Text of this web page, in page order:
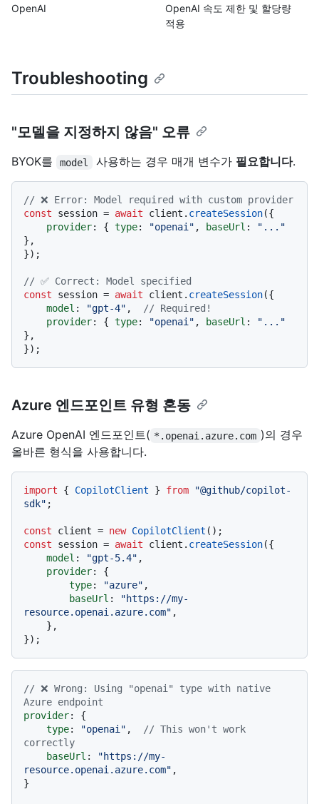
OpenAI
OpenAI 속도 제한 및 할당량
적용
Troubleshooting
"모델을 지정하지 않음" 오류
BYOK를 model 사용하는 경우 매개 변수가 필요합니다.
// ❌ Error: Model required with custom provider
const session = await client. createSession({
provider: { type: "openai" , baseUrl :
"..."
},
});
// ✅ Correct: Model specified
const session = await client. createSession({
model : "gpt-4" , // Required!
provider: { type: "openai" , baseUrl :
"..."
},
Azure 엔드포인트 유형 혼동
Azure OpenAI 엔드포인트( *.openai.azure.com )의 경우
올바른 형식을 사용합니다.
import { CopilotClient } from
"@github/copilot-
sdk" ;
const client = new CopilotClient
const session = await client. createSession({
model : "gpt-5.4" ,
provider: {
type: "azure" ,
baseUrl :
"https://my-
resource.openai.azure.com" ,
// ❌ Wrong: Using "openai" type with native
Azure endpoint
provider: {
type: "openai" , // This won't work
correctly
baseUrl :
"https://my-
resource.openai.azure.com" ,
}